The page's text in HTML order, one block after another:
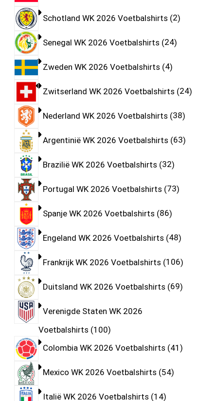
Schotland WK 2026 Voetbalshirts 2
Senegal WK 2026 Voetbalshirts 24
Zweden WK 2026 Voetbalshirts 4
Zwitserland WK 2026 Voetbalshirts 24
Nederland WK 2026 Voetbalshirts 38
Argentinië WK 2026 Voetbalshirts 63
Brazilië WK 2026 Voetbalshirts 32
Portugal WK 2026 Voetbalshirts 73
Spanje WK 2026 Voetbalshirts 86
Engeland WK 2026 Voetbalshirts 48
Frankrijk WK 2026 Voetbalshirts 106
Duitsland WK 2026 Voetbalshirts 69
Verenigde Staten WK 2026
Voetbalshirts 100
Colombia WK 2026 Voetbalshirts 41
Mexico WK 2026 Voetbalshirts 54
Italië WK 2026 Voetbalshirts 14